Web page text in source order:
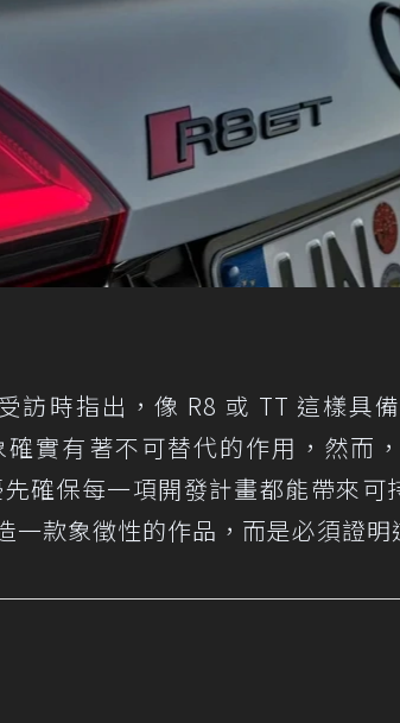
訪時指出，像 R8 或 TT 這樣具
實有著不可替代的作用，然而
確保每一項開發計畫都能帶來
一款象徵性的作品，而是必須證